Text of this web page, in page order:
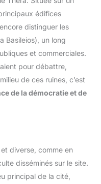
édifices
distinguer les
Basileios), un long
et commerciales.
pour débattre,
de ces ruines, c’est
de la démocratie et de
diverse, comme en
disséminés sur le site.
principal de la cité,